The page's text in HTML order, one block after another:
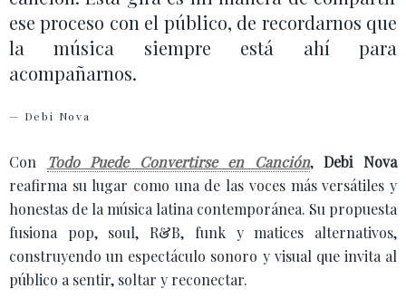
ese proceso con el público, de recordarnos que
la música siempre está ahí para
acompañarnos.
— Debi Nova
Con Todo Puede Convertirse en Canción,Debi Nova
reafirma su lugar como una de las voces más versátiles y
honestas de la música latina contemporánea. Su propuesta
fusiona pop, soul, R&B, funk y matices alternativos,
construyendo un espectáculo sonoro y visual que invita al
público a sentir, soltar y reconectar.